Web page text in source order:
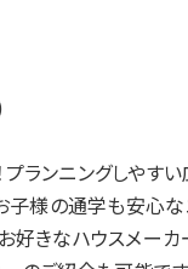
ランニングしやす
様の通学も安心な
好きなハウスメーカ